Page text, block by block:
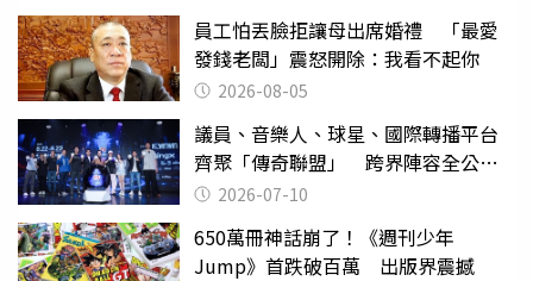
員工怕丟臉拒讓母出席婚禮 「最愛
發錢老闆」震怒開除：我看不起你
2026-08-05
議員、音樂人、球星、國際轉播平台
齊聚「傳奇聯盟」 跨界陣容全公
開 劍指亞洲新傳奇聯賽
2026-07-10
650萬冊神話崩了！《週刊少年
Jump》首跌破百萬 出版界震撼